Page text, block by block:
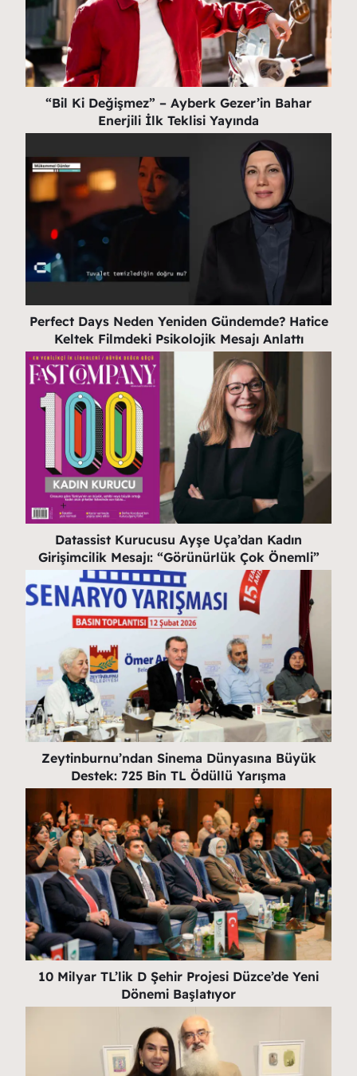
“Bil Ki Değişmez” – Ayberk Gezer’in Bahar
Enerjili İlk Teklisi Yayında
Perfect Days Neden Yeniden Gündemde? Hatice
Keltek Filmdeki Psikolojik Mesajı Anlattı
Datassist Kurucusu Ayşe Uça’dan Kadın
Girişimcilik Mesajı: “Görünürlük Çok Önemli”
Zeytinburnu’ndan Sinema Dünyasına Büyük
Destek: 725 Bin TL Ödüllü Yarışma
10 Milyar TL’lik D Şehir Projesi Düzce’de Yeni
Dönemi Başlatıyor